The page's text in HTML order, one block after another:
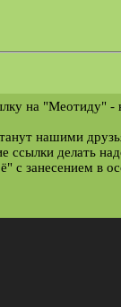
на "Меотиду" -
нашими
ссылки делать
с занесением в